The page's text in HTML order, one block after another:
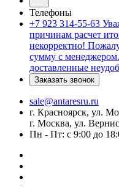
Телефоны
+7 923 314-55-63
причинам расчет
некорректно!
сумму с
доставленные
Заказать звонок
sale@antaresru.ru
г. Красноярск, ул.
г. Москва, ул.
Пн - Пт: с 9:00 до